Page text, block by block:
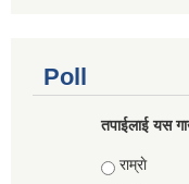
Poll
तपाईलाई यस
Choices
राम्राे